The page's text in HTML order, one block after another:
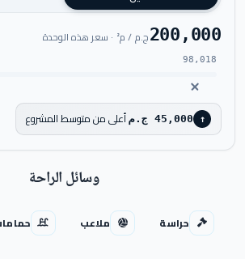
200,000ج.م / م² · سعر هذه الوحدة
98,018
↑ 45,000 ج.م أعلى من متوسط المشروع
وسائل الراحة
حراسة ملاعب